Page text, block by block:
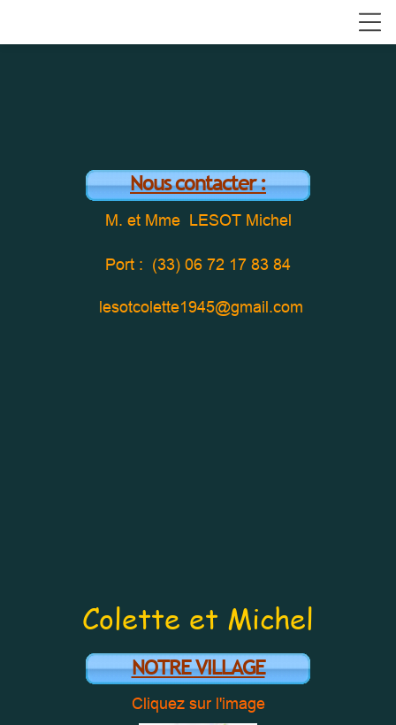
Nous contacter :
M. et Mme LESOT Michel
Port : (33) 06 72 17 83 84
lesotcolette1945@gmail.com
Colette et Michel
NOTRE VILLAGE
Cliquez sur l'image